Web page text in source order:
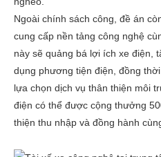
Ngoài chính sách công, đề án
cung cấp nền tảng công nghệ
này sẽ quảng bá lợi ích xe điện,
dụng phương tiện điện, đồng
lựa chọn dịch vụ thân thiện môi
điện có thể được cộng thưởng
thiện thu nhập và đồng hành